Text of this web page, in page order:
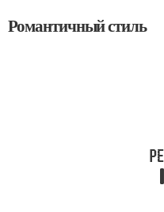
Романтичный стиль